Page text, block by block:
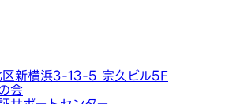
区新横浜3-13-5 宗久ビル5F
会